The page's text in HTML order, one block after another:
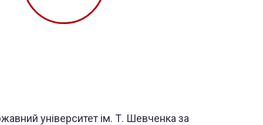
університет ім. Т. Шевченка за